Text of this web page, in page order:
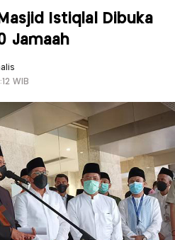
Istiqlal Dibuka
Jamaah
WIB